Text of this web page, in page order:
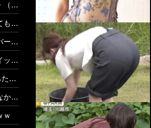
）
」
ち
う
由
ｗ